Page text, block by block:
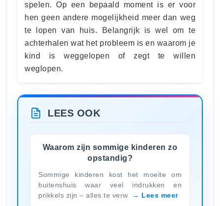
spelen. Op een bepaald moment is er voor
hen geen andere mogelijkheid meer dan weg
te lopen van huis. Belangrijk is wel om te
achterhalen wat het probleem is en waarom je
kind is weggelopen of zegt te willen
weglopen.
LEES OOK
Waarom zijn sommige kinderen zo
opstandig?
Sommige kinderen kost het moeite om
buitenshuis waar veel indrukken en
prikkels zijn – alles te verw
Lees meer